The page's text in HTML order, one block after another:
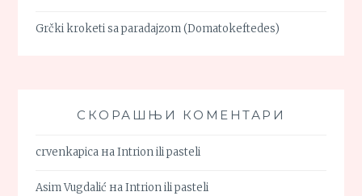
Grčki kroketi sa paradajzom (Domatokeftedes)
СКОРАШЊИ КОМЕНТАРИ
crvenkapica наIntrion ili pasteli
Asim Vugdalić наIntrion ili pasteli